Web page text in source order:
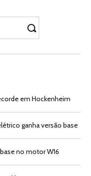
em Hockenheim
ganha versão base
no motor W16